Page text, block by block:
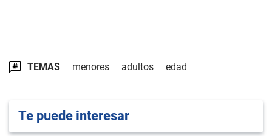
TEMAS menores adultos edad
Te puede interesar